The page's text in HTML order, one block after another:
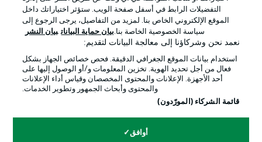
© 2026 Bundesliga-Gruppe GmbH
التفضيلات الرابط في أسفل صفحة الويب. ستؤثر اختياراتك داخل
الموقع الإلكتروني الخاص بنا. لمزيد من التفاصيل، يرجى الرجوع إلى
سياسة الخصوصية الخاصة بنا.بيان حماية البيانات بيان النشر
نعمد نحن وشركاؤنا إلى معالجة البيانات لتقديم:
استخدام بيانات الموقع الجغرافي الدقيقة. فحص خصائص الجهاز بشكل
فعال من أجل تحديد الهوية. تخزين المعلومات و/أو الوصول إليها على
أحد الأجهزة. الإعلانات والمحتوى المخصصان وقياس أداء الإعلانات
والمحتوى وأبحاث الجمهور وتطوير الخدمات.
قائمة الشركاء (المورّدون)
أوافق